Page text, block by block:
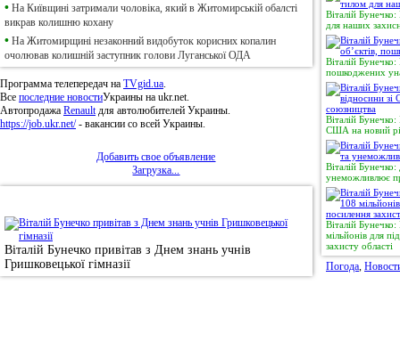
• На Київщині затримали чоловіка, який в Житомирській обалсті
викрав колишню кохану
• На Житомирщині незаконний видобуток корисних копалин
очолював колишній заступник голови Луганської ОДА
Программа телепередач на TVgid.ua.
Все последние новостиУкраины на ukr.net.
Автопродажа Renaultдля автолюбителей Украины.
https://job.ukr.net/- вакансии со всей Украины.
Добавить свое объявление
Загрузка...
Віталій Бунечко привітав з Днем знань учнів
Гришковецької гімназії
Віталій
для наших
Віталій
пошкоджених
Віталій
США на новий
Віталій
унеможливлює
Віталій
мільйонів для
захисту області
Погода,